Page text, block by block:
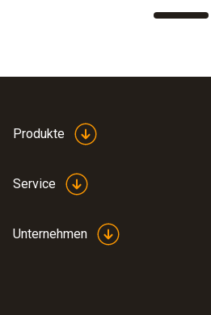
Produkte
Service
Unternehmen